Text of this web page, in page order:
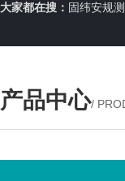
大家都在搜： 固纬安规
产品中心/